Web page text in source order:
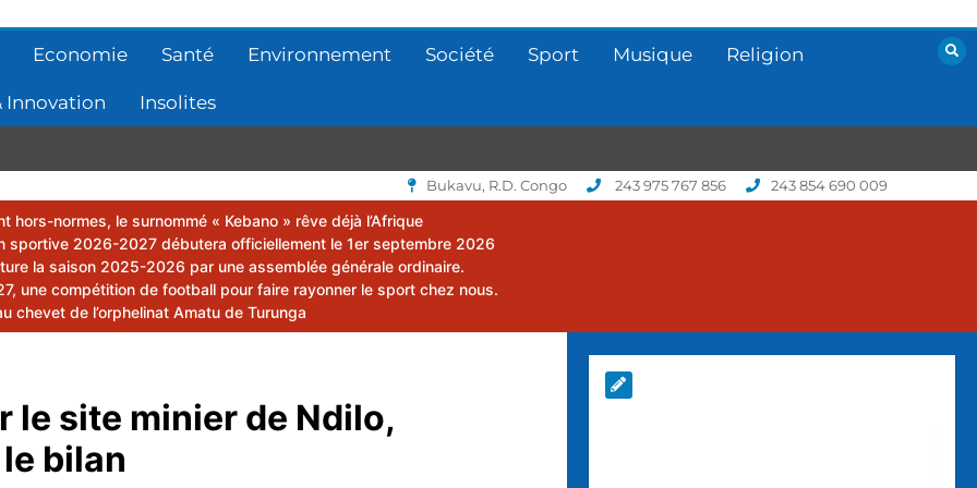
Economie Santé Environnement Société Sport Musique Religion
Innovation Insolites
Bukavu, R.D. Congo 243 975 767 856 243 854 690 009
hors-normes, le surnommé « Kebano » rêve déjà l’Afrique
sportive 2026-2027 débutera officiellement le 1er septembre 2026
la saison 2025-2026 par une assemblée générale ordinaire.
une compétition de football pour faire rayonner le sport chez nous.
chevet de l’orphelinat Amatu de Turunga
le site minier de Ndilo,
bilan